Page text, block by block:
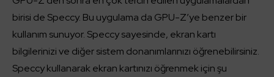
birisi de Speccy. Bu uygulama da GPU-Z’ye benzer bir
kullanım sunuyor. Speccy sayesinde, ekran kartı
bilgilerinizi ve diğer sistem donanımlarınızı öğrenebilirsiniz.
Speccy kullanarak ekran kartınızı öğrenmek için şu